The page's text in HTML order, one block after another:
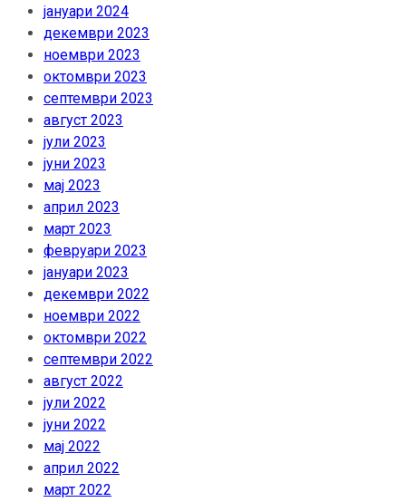
јануари 2024
декември 2023
ноември 2023
октомври 2023
септември 2023
август 2023
јули 2023
јуни 2023
мај 2023
април 2023
март 2023
февруари 2023
јануари 2023
декември 2022
ноември 2022
октомври 2022
септември 2022
август 2022
јули 2022
јуни 2022
мај 2022
април 2022
март 2022